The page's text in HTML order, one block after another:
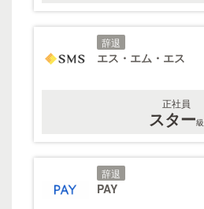
辞退
エス・エム・エス
正社員
スター級
辞退
PAY